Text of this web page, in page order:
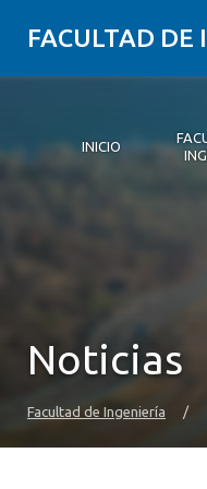
FACULTAD DE
INICIO
Noticias
Facultad de Ingeniería /